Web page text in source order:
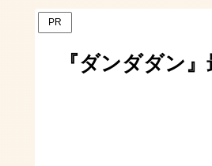
PR
『ダンダダン